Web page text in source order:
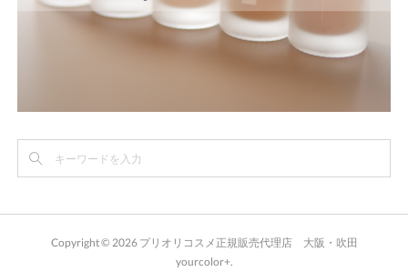
Copyright © 2026 プリオリコスメ正規販売代理店 大阪・吹田
yourcolor+.